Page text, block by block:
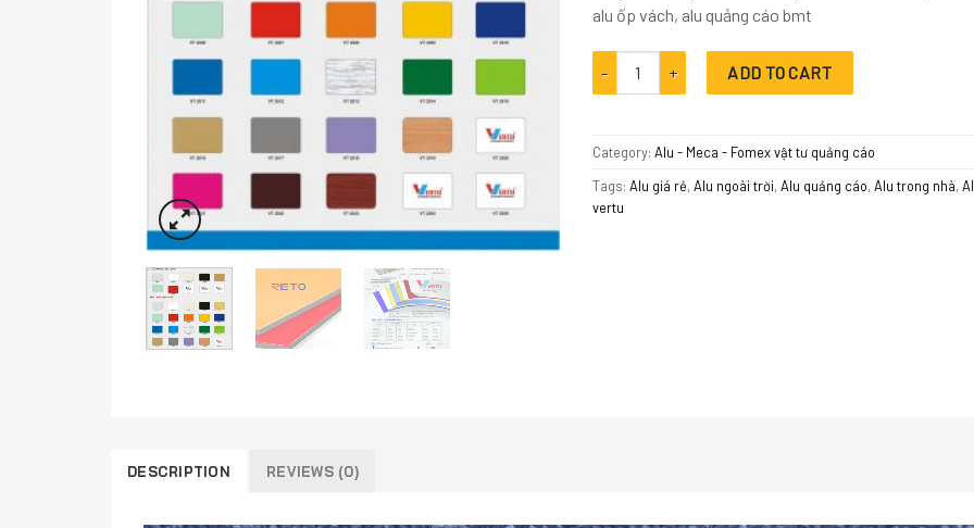
alu ốp vách, alu quảng cáo bmt
Alu Vertu, Alu giá rẻ quantity
ADD TO CART
Category: Alu - Meca - Fomex vật tư quảng cáo
Tags: Alu giá rẻ, Alu ngoài trời, Alu quảng cáo, Alu trong nhà,
vertu
DESCRIPTION REVIEWS (0)